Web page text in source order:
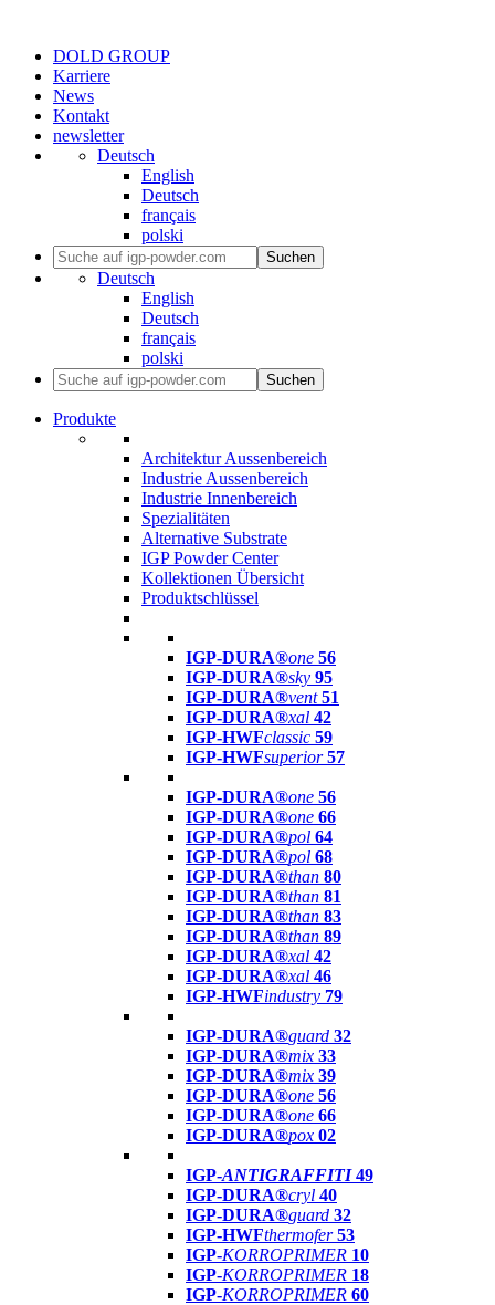
DOLD GROUP
Karriere
News
Kontakt
newsletter
Deutsch
English
Deutsch
français
polski
Suchen
Deutsch
English
Deutsch
français
polski
Suchen
Produkte
Architektur Aussenbereich
Industrie Aussenbereich
Industrie Innenbereich
Spezialitäten
Alternative Substrate
IGP Powder Center
Kollektionen Übersicht
Produktschlüssel
IGP-DURA®one 56
IGP-DURA®sky 95
IGP-DURA®vent 51
IGP-DURA®xal 42
IGP-HWFclassic 59
IGP-HWFsuperior 57
IGP-DURA®one 56
IGP-DURA®one 66
IGP-DURA®pol 64
IGP-DURA®pol 68
IGP-DURA®than 80
IGP-DURA®than 81
IGP-DURA®than 83
IGP-DURA®than 89
IGP-DURA®xal 42
IGP-DURA®xal 46
IGP-HWFindustry 79
IGP-DURA®guard 32
IGP-DURA®mix 33
IGP-DURA®mix 39
IGP-DURA®one 56
IGP-DURA®one 66
IGP-DURA®pox 02
IGP-ANTIGRAFFITI49
IGP-DURA®cryl 40
IGP-DURA®guard 32
IGP-HWFthermofer 53
IGP-KORROPRIMER 10
IGP-KORROPRIMER 18
IGP-KORROPRIMER 60